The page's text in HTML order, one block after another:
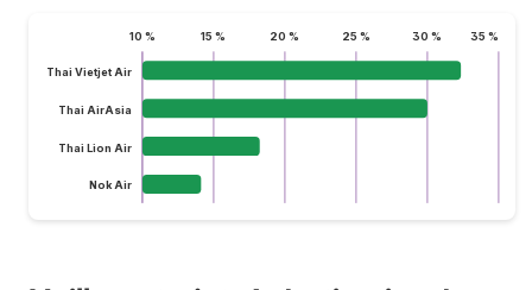
10 % 15 % 20 % 25 % 30 % 35 %
Thai Vietjet Air
Thai AirAsia
Thai Lion Air
Nok Air